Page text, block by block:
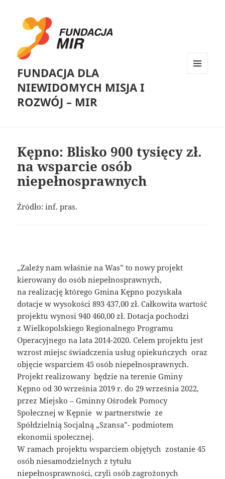
FUNDACJA DLA
NIEWIDOMYCH MISJA I
ROZWÓJ – MIR
Kępno: Blisko 900 tysięcy zł.
na wsparcie osób
niepełnosprawnych
Źródło: inf. pras.
„Zależy nam właśnie na Was” to nowy projekt
kierowany do osób niepełnosprawnych,
na realizację którego Gmina Kępno pozyskała
dotacje w wysokości 893 437,00 zł. Całkowita wartość
projektu wynosi 940 460,00 zł. Dotacja pochodzi
z Wielkopolskiego Regionalnego Programu
Operacyjnego na lata 2014-2020. Celem projektu jest
wzrost miejsc świadczenia usług opiekuńczych oraz
objęcie wsparciem 45 osób niepełnosprawnych.
Projekt realizowany będzie na terenie Gminy
Kępno od 30 września 2019 r. do 29 września 2022,
przez Miejsko – Gminny Ośrodek Pomocy
Społecznej w Kępnie w partnerstwie ze
Spółdzielnią Socjalną „Szansa”- podmiotem
ekonomii społecznej.
W ramach projektu wsparciem objętych zostanie 45
osób niesamodzielnych z tytułu
niepełnosprawności, czyli osób zagrożonych